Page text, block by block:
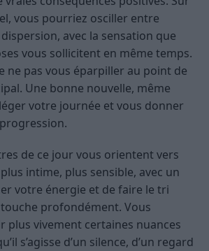
vous pourriez osciller entre
avec la sensation que
vous sollicitent en même temps.
ne pas vous éparpiller au point de
Une bonne nouvelle, même
votre journée et vous donner
de ce jour vous orientent vers
intime, plus sensible, avec un
votre énergie et de faire le tri
profondément. Vous
plus vivement certaines nuances
s’agisse d’un silence, d’un regard